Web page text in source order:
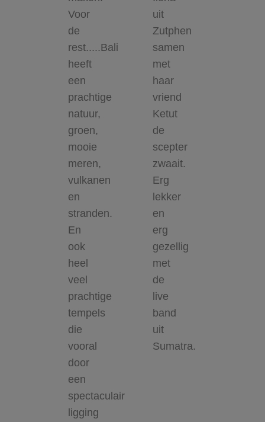
Voor
de
rest.....Bali
heeft
een
prachtige
natuur,
groen,
mooie
meren,
vulkanen
en
stranden.
En
ook
heel
veel
prachtige
tempels
die
vooral
door
een
spectaculair
ligging
uit
Zutphen
samen
met
haar
vriend
Ketut
de
scepter
zwaait.
Erg
lekker
en
erg
gezellig
met
de
live
band
uit
Sumatra.